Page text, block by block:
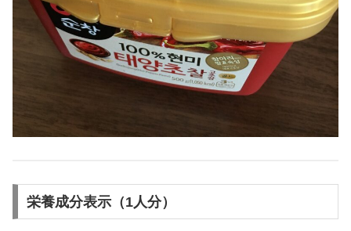
栄養成分表示（1人分）